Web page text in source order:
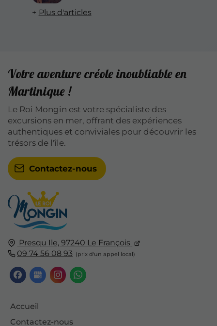
Plus d'articles
Presqu Ile, 97240 Le François
09 74 56 08 93
Accueil
Contactez-nous
Votre aventure créole inoubliable en
Martinique !
Le Roi Mongin est votre spécialiste des
excursions en mer, offrant des expériences
authentiques et conviviales pour découvrir les
trésors de l'île.
Contactez-nous